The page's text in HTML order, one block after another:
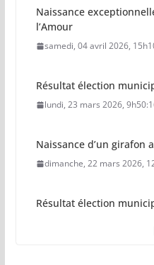
Naissance
l’Amour
samedi, 04 avril 2026,
Résultat élection
lundi, 23 mars 2026,
Naissance d’un girafon
dimanche, 22 mars 2026,
Résultat élection